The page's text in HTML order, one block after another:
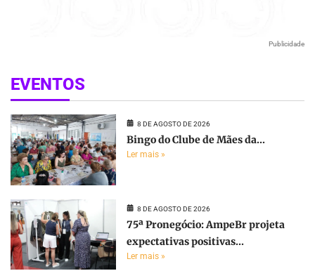
Publicidade
EVENTOS
8 DE AGOSTO DE 2026
Bingo do Clube de Mães da...
Ler mais »
8 DE AGOSTO DE 2026
75ª Pronegócio: AmpeBr projeta
expectativas positivas...
Ler mais »